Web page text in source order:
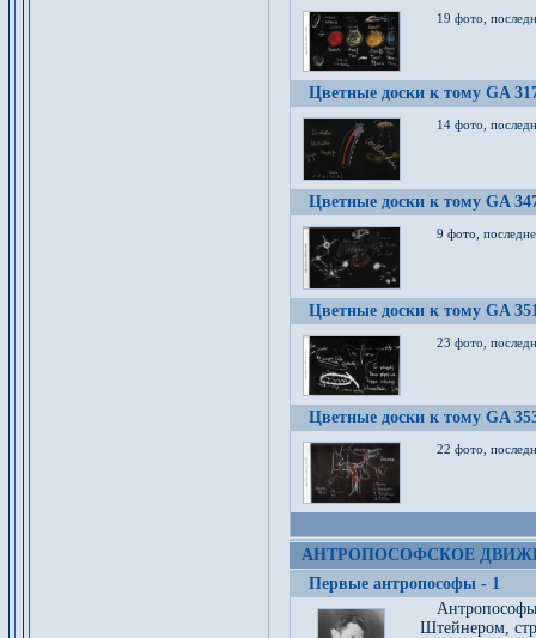
19 фото,
Цветные доски к тому GA
14 фото,
Цветные доски к тому GA
9 фото,
Цветные доски к тому GA
23 фото,
Цветные доски к тому GA
22 фото,
АНТРОПОСОФСКОЕ
Первые антропософы - 1
Штейнером,